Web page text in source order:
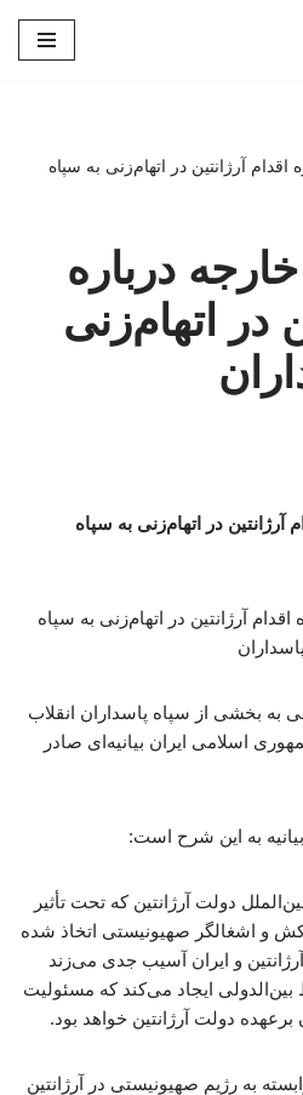
اقدام آرژانتین در اتهام‌زنی به سپاه
درباره
در اتهام‌زنی
آرژانتین در اتهام‌زنی به سپاه
به بخشی از سپاه پاسداران انقلاب
اسلامی ایران بیانیه‌ای صادر
به این شرح است:
دولت آرژانتین که تحت تأثیر
و اشغالگر صهیونیستی اتخاذ شده
و ایران آسیب جدی می‌زند
بین‌الدولی ایجاد می‌کند که مسئولیت
دولت آرژانتین خواهد بود.
به رژیم صهیونیستی در آرژانتین